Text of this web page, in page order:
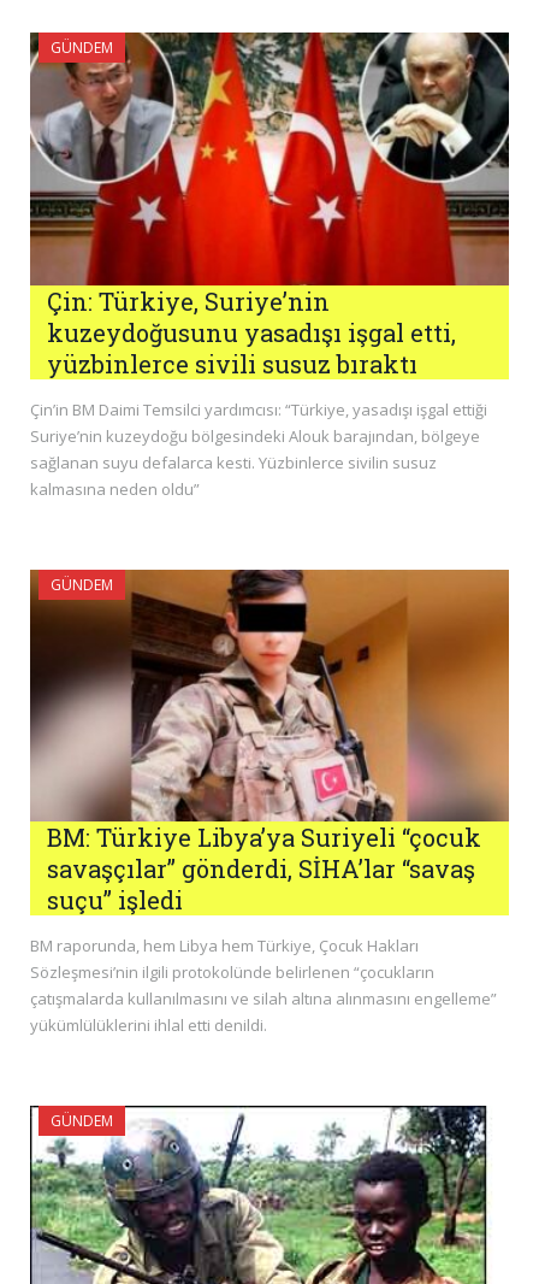
GÜNDEM
Çin: Türkiye, Suriye’nin
kuzeydoğusunu yasadışı işgal etti,
yüzbinlerce sivili susuz bıraktı
Çin’in BM Daimi Temsilci yardımcısı: “Türkiye, yasadışı işgal ettiği
Suriye’nin kuzeydoğu bölgesindeki Alouk barajından, bölgeye
sağlanan suyu defalarca kesti. Yüzbinlerce sivilin susuz
kalmasına neden oldu”
GÜNDEM
BM: Türkiye Libya’ya Suriyeli “çocuk
savaşçılar” gönderdi, SİHA’lar “savaş
suçu” işledi
BM raporunda, hem Libya hem Türkiye, Çocuk Hakları
Sözleşmesi’nin ilgili protokolünde belirlenen “çocukların
çatışmalarda kullanılmasını ve silah altına alınmasını engelleme”
yükümlülüklerini ihlal etti denildi.
GÜNDEM